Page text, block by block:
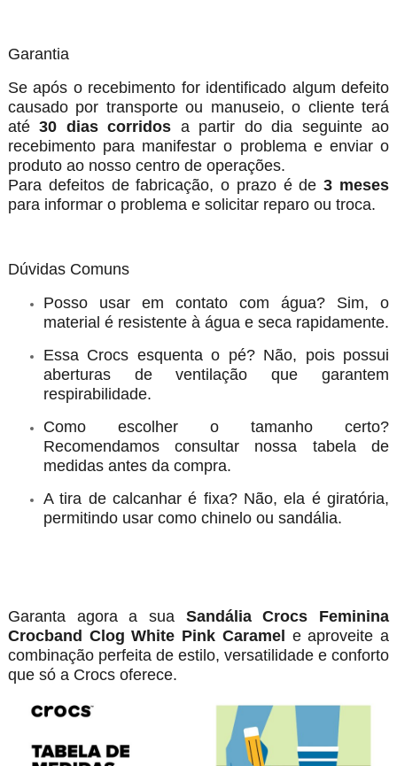
Garantia
Se após o recebimento for identificado algum defeito
causado por transporte ou manuseio, o cliente ter
até30 dias corridos a partir do dia seguinte ao
recebimento para manifestar o problema e enviar o
produto ao nosso centro de operações.
Para defeitos de fabricação, o prazo é de3 meses
para informar o problema e solicitar reparo ou troca.
Dúvidas Comuns
Posso usar em contato com água? Sim, o
material é resistente à água e seca rapidamente.
Essa Crocs esquenta o pé? Não, pois possui
aberturas de ventilação que garantem
respirabilidade.
Como escolher o tamanho certo?
Recomendamos consultar nossa tabela de
medidas antes da compra.
A tira de calcanhar é fixa? Não, ela é giratória,
permitindo usar como chinelo ou sandália.
Garanta agora a sua Sandália Crocs Feminina
Crocband Clog White Pink Caramel
e aproveite a
combinação perfeita de estilo, versatilidade e conforto
que só a Crocs oferece.